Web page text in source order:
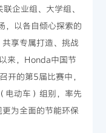
企业组、大学组、
，以各自倾心探索的
享专属打造、挑战
来，Honda中国节
开的第5届比赛中，
电动车）组别，率先
为全面的节能环保